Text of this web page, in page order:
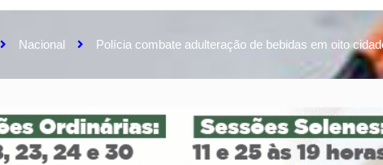
Nacional Polícia combate adulteração de bebidas em oito